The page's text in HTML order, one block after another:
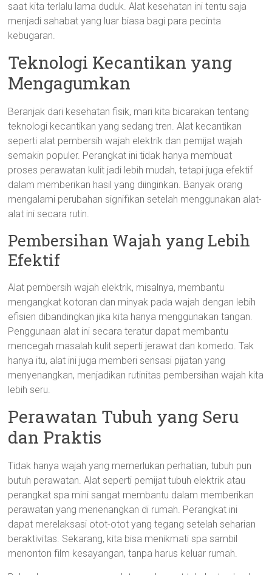
saat kita terlalu lama duduk. Alat kesehatan ini tentu saja
menjadi sahabat yang luar biasa bagi para pecinta
kebugaran.
Teknologi Kecantikan yang
Mengagumkan
Beranjak dari kesehatan fisik, mari kita bicarakan tentang
teknologi kecantikan yang sedang tren. Alat kecantikan
seperti alat pembersih wajah elektrik dan pemijat wajah
semakin populer. Perangkat ini tidak hanya membuat
proses perawatan kulit jadi lebih mudah, tetapi juga efektif
dalam memberikan hasil yang diinginkan. Banyak orang
mengalami perubahan signifikan setelah menggunakan alat-
alat ini secara rutin.
Pembersihan Wajah yang Lebih
Efektif
Alat pembersih wajah elektrik, misalnya, membantu
mengangkat kotoran dan minyak pada wajah dengan lebih
efisien dibandingkan jika kita hanya menggunakan tangan.
Penggunaan alat ini secara teratur dapat membantu
mencegah masalah kulit seperti jerawat dan komedo. Tak
hanya itu, alat ini juga memberi sensasi pijatan yang
menyenangkan, menjadikan rutinitas pembersihan wajah kita
lebih seru.
Perawatan Tubuh yang Seru
dan Praktis
Tidak hanya wajah yang memerlukan perhatian, tubuh pun
butuh perawatan. Alat seperti pemijat tubuh elektrik atau
perangkat spa mini sangat membantu dalam memberikan
perawatan yang menenangkan di rumah. Perangkat ini
dapat merelaksasi otot-otot yang tegang setelah seharian
beraktivitas. Sekarang, kita bisa menikmati spa sambil
menonton film kesayangan, tanpa harus keluar rumah.